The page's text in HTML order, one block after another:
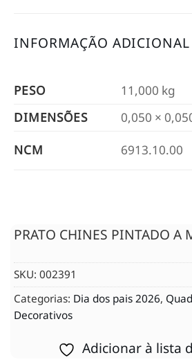
INFORMAÇÃO ADICIONAL
PESO
11,000 kg
DIMENSÕES
0,050 ×
NCM 6913.10.00
PRATO CHINES PINTADO A
SKU: 002391
Categorias: Dia dos pais 2026,
Decorativos
Adicionar à lista